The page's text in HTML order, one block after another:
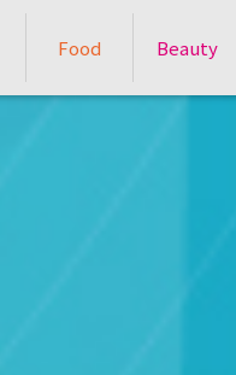
Food Beauty